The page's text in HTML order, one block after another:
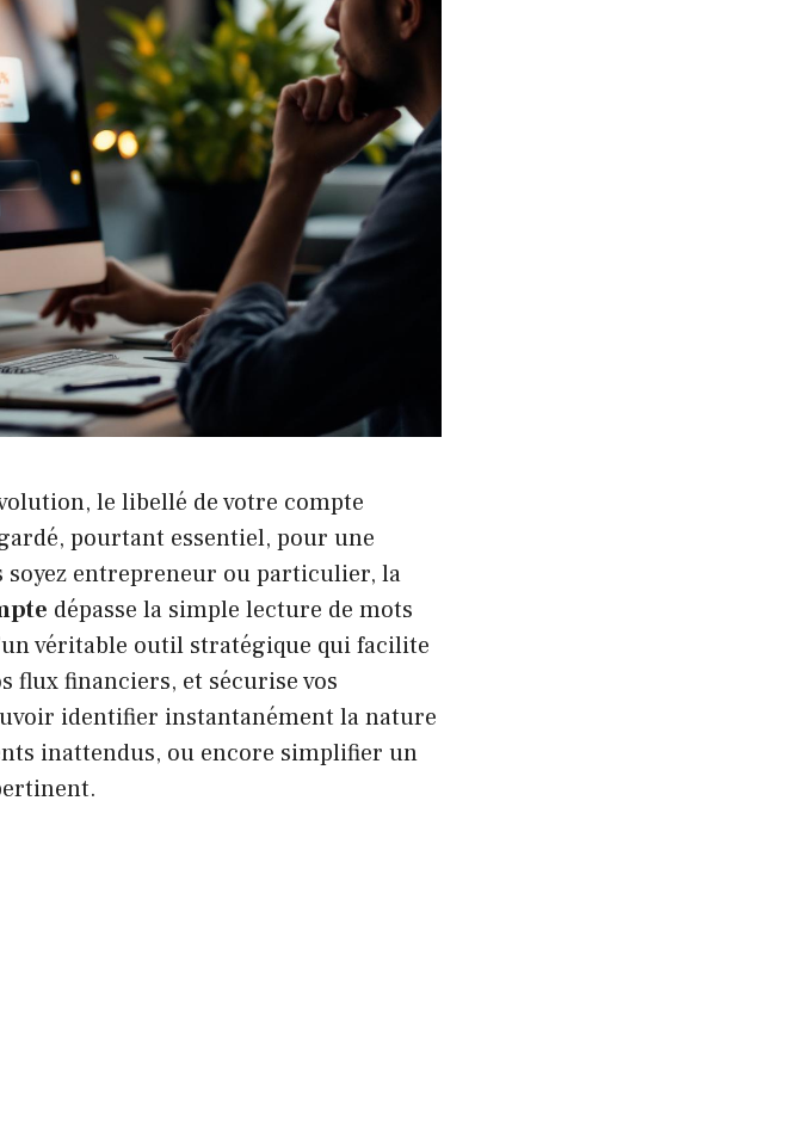
le libellé de votre compte
pourtant essentiel, pour une
soyez entrepreneur ou particulier, la
dépasse la simple lecture de mots
véritable outil stratégique qui facilite
flux financiers, et sécurise vos
identifier instantanément la nature
inattendus, ou encore simplifier un